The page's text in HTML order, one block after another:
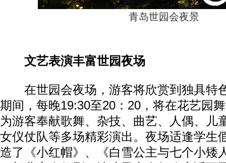
青岛世园会夜景
文艺表演丰富世园夜场
在世园会夜场，游客将欣赏到独具特
期间，每晚19:30至20：20，将在花艺园
为游客奉献歌舞、杂技、曲艺、人偶、儿
女仪仗队等多场精彩演出。夜场适逢学生
造了《小红帽》、《白雪公主与七个小矮